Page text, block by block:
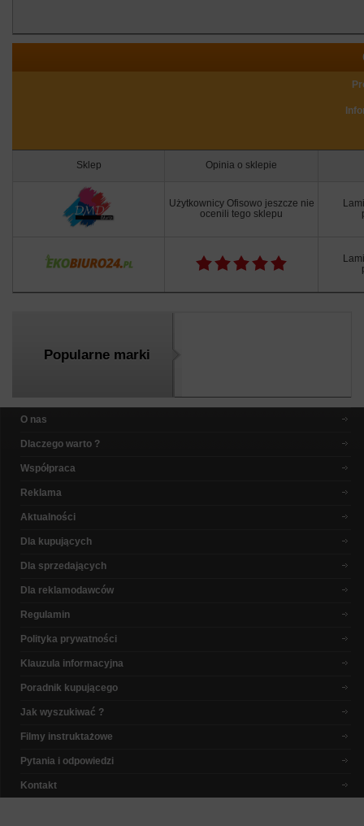
Sklep Opinia o sklepie
Użytkownicy Ofisowo jeszcze nie
ocenili tego sklepu
Popularne marki
O nas
Dlaczego warto ?
Współpraca
Reklama
Aktualności
Dla kupujących
Dla sprzedających
Dla reklamodawców
Regulamin
Polityka prywatności
Klauzula informacyjna
Poradnik kupującego
Jak wyszukiwać ?
Filmy instruktażowe
Pytania i odpowiedzi
Kontakt